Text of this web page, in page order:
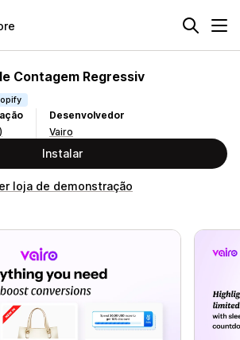
Contagem Regressiv
Desenvolvedor
Vairo
Instalar
loja de demonstração